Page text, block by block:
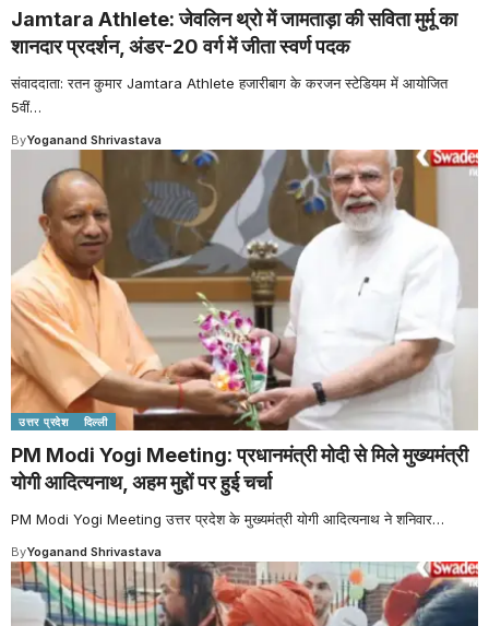
Jamtara Athlete: जेवलिन थ्रो में जामताड़ा की सविता मुर्मू का
शानदार प्रदर्शन, अंडर-20 वर्ग में जीता स्वर्ण पदक
संवाददाता: रतन कुमार Jamtara Athlete हजारीबाग के करजन स्टेडियम में आयोजित
5वीं…
ByYoganand Shrivastava
उत्तर प्रदेश दिल्ली
PM Modi Yogi Meeting: प्रधानमंत्री मोदी से मिले मुख्यमंत्री
योगी आदित्यनाथ, अहम मुद्दों पर हुई चर्चा
PM Modi Yogi Meeting उत्तर प्रदेश के मुख्यमंत्री योगी आदित्यनाथ ने शनिवार…
ByYoganand Shrivastava